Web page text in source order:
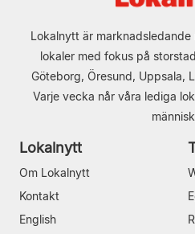
Lokalnytt är
lokaler med fokus på
Göteborg, Öresund, Uppsala,
Varje vecka når våra lediga
Lokalnytt
Om Lokalnytt
Kontakt
English